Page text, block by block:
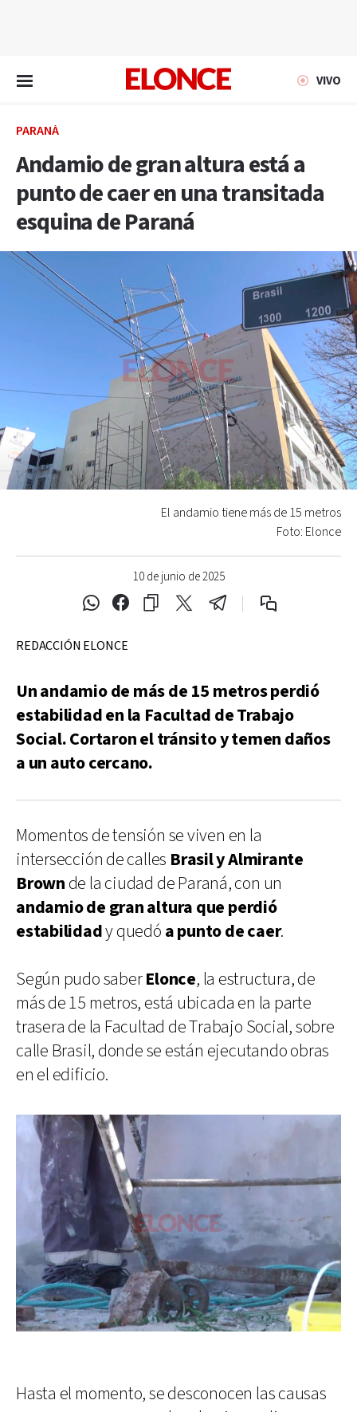
VIVO
PARANÁ
Andamio de gran altura está a
punto de caer en una transitada
esquina de Paraná
10 de junio de 2025
El andamio tiene más de 15 metros
Foto: Elonce
REDACCIÓN ELONCE
Un andamio de más de 15 metros perdió
estabilidad en la Facultad de Trabajo
Social. Cortaron el tránsito y temen daños
a un auto cercano.
Momentos de tensión se viven en la
intersección de calles Brasil y Almirante
Brown de la ciudad de Paraná, con un
andamio de gran altura que perdió
estabilidady quedó a punto de caer.
Según pudo saberElonce, la estructura, de
más de 15 metros, está ubicada en la parte
trasera de la Facultad de Trabajo Social, sobre
calle Brasil, donde se están ejecutando obras
en el edificio.
Hasta el momento, se desconocen las causas